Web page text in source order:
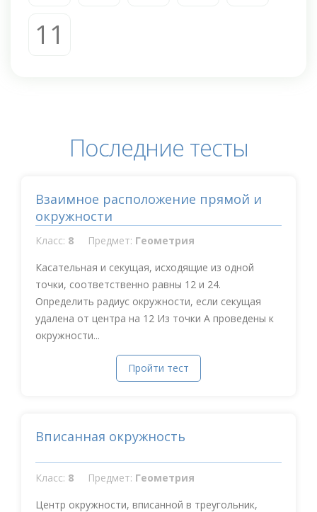
11
Последние тесты
Взаимное расположение прямой и
окружности
Класс: 8 Предмет: Геометрия
Касательная и секущая, исходящие из одной
точки, соответственно равны 12 и 24.
Определить радиус окружности, если секущая
удалена от центра на 12 Из точки А проведены к
окружности...
Пройти тест
Вписанная окружность
Класс: 8 Предмет: Геометрия
Центр окружности, вписанной в треугольник,